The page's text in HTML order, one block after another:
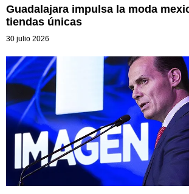
Guadalajara impulsa la moda
tiendas únicas
30 julio 2026